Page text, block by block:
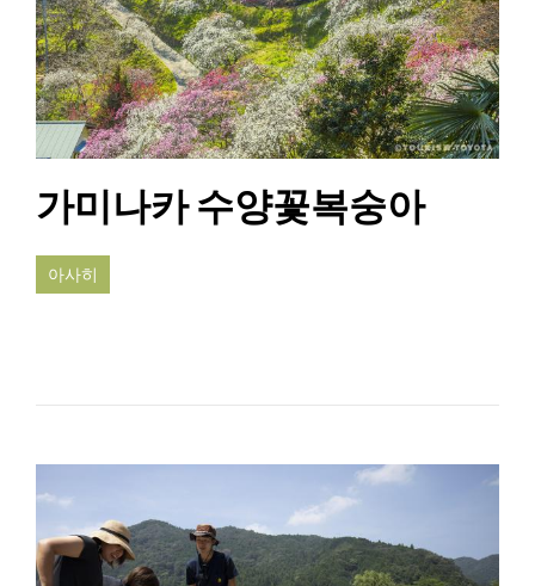
가미나카 수양꽃복숭아
아사히